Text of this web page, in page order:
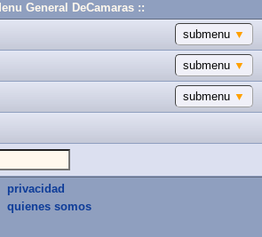
General DeCamaras ::
submenu ▼
submenu ▼
submenu ▼
privacidad
quienes somos